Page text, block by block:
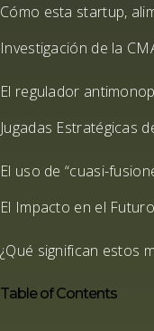
Cómo esta startup,
Investigación de la
El regulador
Jugadas Estratégicas
El uso de “cuasi-
El Impacto en el
¿Qué significan estos
Table of Contents